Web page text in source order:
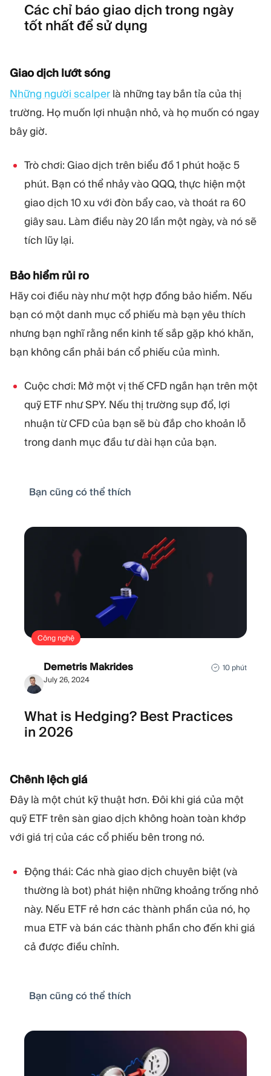
Các chỉ báo giao dịch trong ngày
tốt nhất để sử dụng
Giao dịch lướt sóng
Những người scalper là những tay bắn tỉa của thị
trường. Họ muốn lợi nhuận nhỏ, và họ muốn có ngay
bây giờ.
Trò chơi: Giao dịch trên biểu đồ 1 phút hoặc 5
phút. Bạn có thể nhảy vào QQQ, thực hiện một
giao dịch 10 xu với đòn bẩy cao, và thoát ra 60
giây sau. Làm điều này 20 lần một ngày, và nó sẽ
tích lũy lại.
Bảo hiểm rủi ro
Hãy coi điều này như một hợp đồng bảo hiểm. Nếu
bạn có một danh mục cổ phiếu mà bạn yêu thích
nhưng bạn nghĩ rằng nền kinh tế sắp gặp khó khăn,
bạn không cần phải bán cổ phiếu của mình.
Cuộc chơi: Mở một vị thế CFD ngắn hạn trên một
quỹ ETF như SPY. Nếu thị trường sụp đổ, lợi
nhuận từ CFD của bạn sẽ bù đắp cho khoản lỗ
trong danh mục đầu tư dài hạn của bạn.
Bạn cũng có thể thích
Công nghệ
Demetris Makrides
July 26, 2024
10 phút
What is Hedging? Best Practices
in 2026
Chênh lệch giá
Đây là một chút kỹ thuật hơn. Đôi khi giá của một
quỹ ETF trên sàn giao dịch không hoàn toàn khớp
với giá trị của các cổ phiếu bên trong nó.
Động thái: Các nhà giao dịch chuyên biệt (và
thường là bot) phát hiện những khoảng trống nhỏ
này. Nếu ETF rẻ hơn các thành phần của nó, họ
mua ETF và bán các thành phần cho đến khi giá
cả được điều chỉnh.
Bạn cũng có thể thích